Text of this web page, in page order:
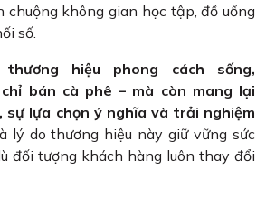
chuộng không gian học tập, đồ uống
số.
hiệu phong cách sống,
bán cà phê – mà còn mang lại
sự lựa chọn ý nghĩa và trải nghiệm
lý do thương hiệu này giữ vững sức
đối tượng khách hàng luôn thay đổi